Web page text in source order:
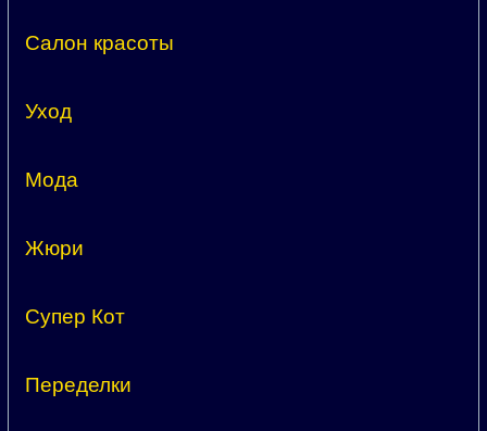
Салон красоты
Уход
Мода
Жюри
Супер Кот
Переделки